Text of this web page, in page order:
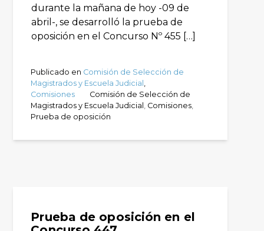
durante la mañana de hoy -09 de
abril-, se desarrolló la prueba de
oposición en el Concurso Nº 455 […]
Publicado en Comisión de Selección de
Magistrados y Escuela Judicial
Comisiones
Comisión de Selección de
Magistrados y Escuela Judicial Comisiones
Prueba de oposición
Prueba de oposición en el